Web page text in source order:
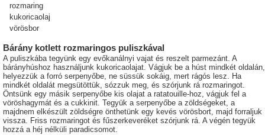
rozmaring
kukoricaolaj
vörösbor
Bárány kotlett rozmaringos puliszkával
A puliszkába tegyünk egy evőkanálnyi vajat és reszelt parmezánt. A
bárányhúshoz használjunk kukoricaolajat. Vágjuk be a húst mindkét oldalán,
helyezzük a forró serpenyőbe, ne süssük sokáig, mert rágós lesz. Ha
mindkét oldalát megsütöttük, sózzuk meg, és szórjunk rá rozmaringot.
Öntsünk egy másik serpenyőbe kis olajat a ratatouille-hoz, vágjuk fel a
vöröshagymát és a cukkinit. Tegyük a serpenyőbe a zöldségeket, a
majdnem elkészült zöldségre önthetünk egy kevés vörösbort, majd forraljuk
vissza. Friss rozmaringot és fűszerkeveréket szórjunk rá. A végén tegyük
hozzá a héj nélküli paradicsomot.